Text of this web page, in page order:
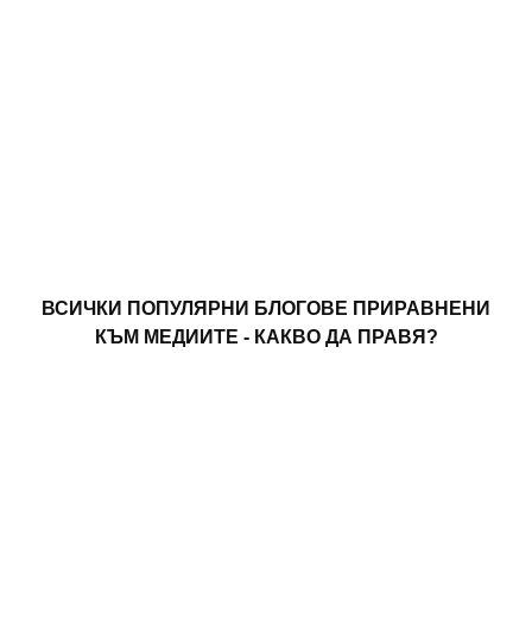
ВСИЧКИ ПОПУЛЯРНИ БЛОГОВЕ ПРИРАВНЕНИ
КЪМ МЕДИИТЕ - КАКВО ДА ПРАВЯ?